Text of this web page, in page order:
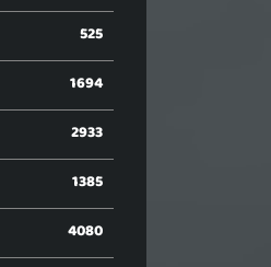
525
1694
2933
1385
4080